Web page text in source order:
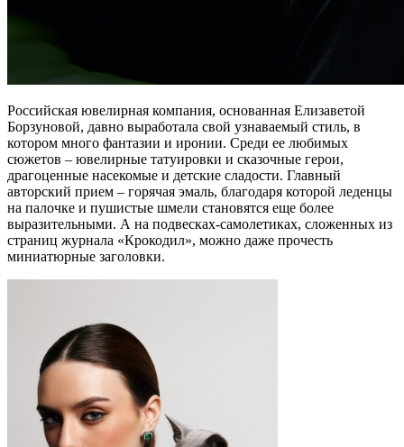
Российская ювелирная компания, основанная Елизаветой
Борзуновой, давно выработала свой узнаваемый стиль, в
котором много фантазии и иронии. Среди ее любимых
сюжетов – ювелирные татуировки и сказочные герои,
драгоценные насекомые и детские сладости. Главный
авторский прием – горячая эмаль, благодаря которой леденцы
на палочке и пушистые шмели становятся еще более
выразительными. А на подвесках-самолетиках, сложенных из
страниц журнала «Крокодил», можно даже прочесть
миниатюрные заголовки.